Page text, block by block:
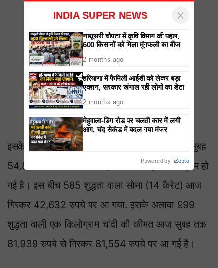
इसके अलावा 750 शुद्धता (18 कैरेट) सोने की कीमत सुबह
54,871 रुपये से गिरकर 54,656 रुपये प्रति 10 ग्राम हो
गई है। इस बीच 585 शुद्धता वाला सोना (14 कैरेट) आज
गिरकर 42,632 रुपये पर आ गया. इसके अलावा 999
शुद्धता वाली एक किलोग्राम चांदी की कीमत आज सुबह तक
81,939 रुपये से गिरकर 81,554 रुपये पर आ गई है।
INDIA SUPER NEWS ×
नाथूसरी चौपटा में कृषि विभाग की पहल,
600 किसानों को मिला मूंगफली का बीज
2 months ago
हरियाणा में फैमिली आईडी को लेकर बड़ा
एक्शन, सरकार खंगाल रही लोगों का डेटा
2 months ago
मेहुवाला-डिंग रोड पर चलती कार में लगी
आग, चंद सेकंड में बदल गया मंजर
Powered by iZooto